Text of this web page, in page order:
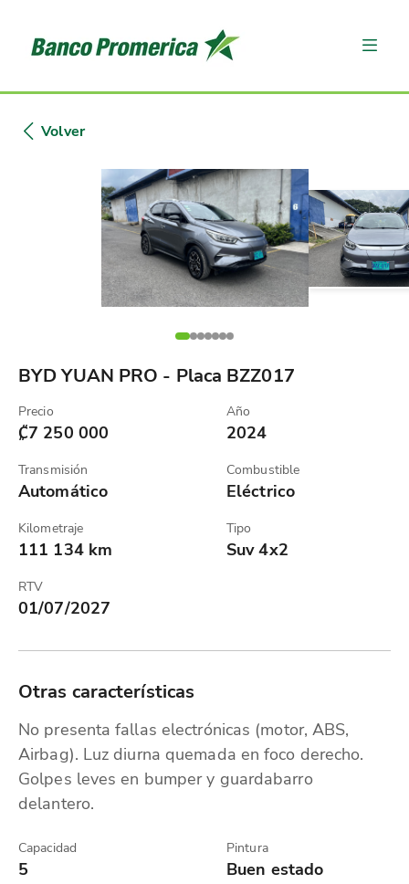
Volver
BYD YUAN PRO - Placa BZZ017
Precio
₡7 250 000
Año
2024
Transmisión
Automático
Combustible
Eléctrico
Kilometraje
111 134 km
Tipo
Suv 4x2
RTV
01/07/2027
Otras características
No presenta fallas electrónicas (motor, ABS,
Airbag). Luz diurna quemada en foco derecho.
Golpes leves en bumper y guardabarro
delantero.
Capacidad
5
Pintura
Buen estado